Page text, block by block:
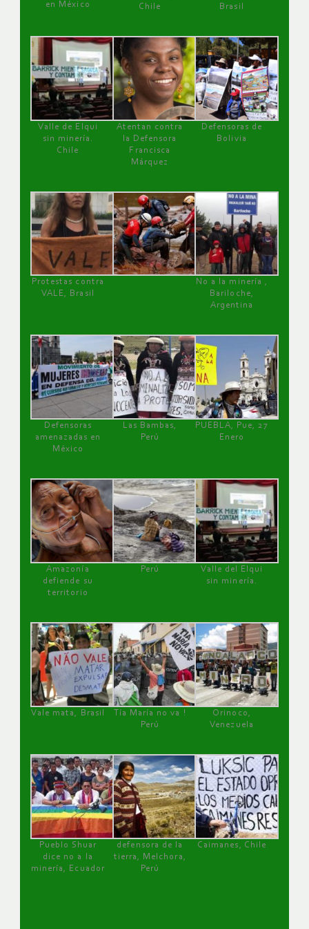
en México
Chile
Brasil
Valle de Elqui
sin minería.
Chile
Atentan contra
la Defensora
Francisca
Márquez
Defensoras de
Bolivia
Protestas contra
VALE, Brasil
No a la minería ,
Bariloche,
Argentina
Defensoras
amenazadas en
México
Las Bambas,
Perú
PUEBLA, Pue, 27
Enero
Amazonía
defiende su
territorio
Perú
Valle del Elqui
sin minería.
Vale mata, Brasil
Tía María no va !
Perú
Orinoco,
Venezuela
Pueblo Shuar
dice no a la
minería, Ecuador
defensora de la
tierra, Melchora,
Perú
Caimanes, Chile